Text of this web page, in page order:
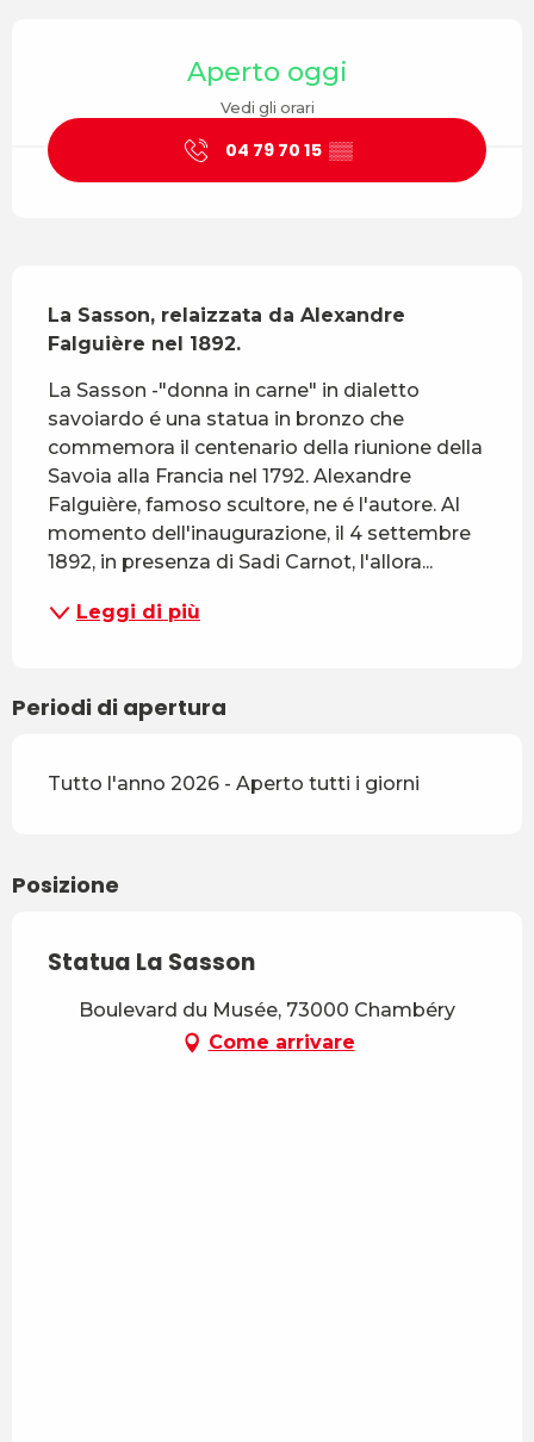
Aperto oggi
Vedi gli orari
04 79 70 15 ▒▒
La Sasson, relaizzata da Alexandre
Falguière nel 1892.
La Sasson -"donna in carne" in dialetto
savoiardo é una statua in bronzo che
commemora il centenario della riunione della
Savoia alla Francia nel 1792. Alexandre
Falguière, famoso scultore, ne é l'autore. Al
momento dell'inaugurazione, il 4 settembre
1892, in presenza di Sadi Carnot, l'allora...
Leggi di più
Periodi di apertura
Tutto l'anno 2026 - Aperto tutti i giorni
Posizione
Statua La Sasson
Boulevard du Musée, 73000 Chambéry
Come arrivare